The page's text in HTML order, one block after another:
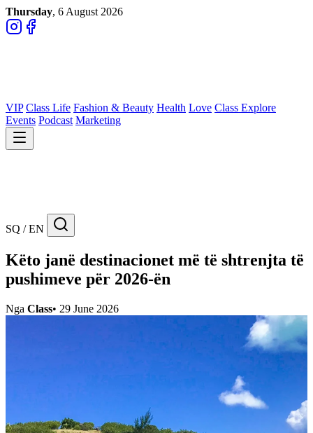
Thursday, 6 August 2026
VIP Class Life Fashion & Beauty Health Love Class Explore
Events Podcast Marketing
SQ / EN
Këto janë destinacionet më të shtrenjta të
pushimeve për 2026-ën
Nga Class• 29 June 2026